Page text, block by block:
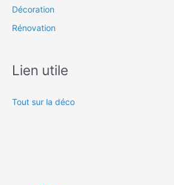
Décoration
Rénovation
Lien utile
Tout sur la déco